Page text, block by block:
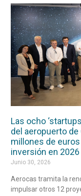
Las ocho
del aeropuerto
millones de
inversión en 2026
Junio 30, 2026
Aerocas tramita la
impulsar otros 12